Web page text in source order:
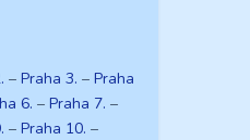
– Praha 3. – Praha
6. – Praha 7. –
– Praha 10. –